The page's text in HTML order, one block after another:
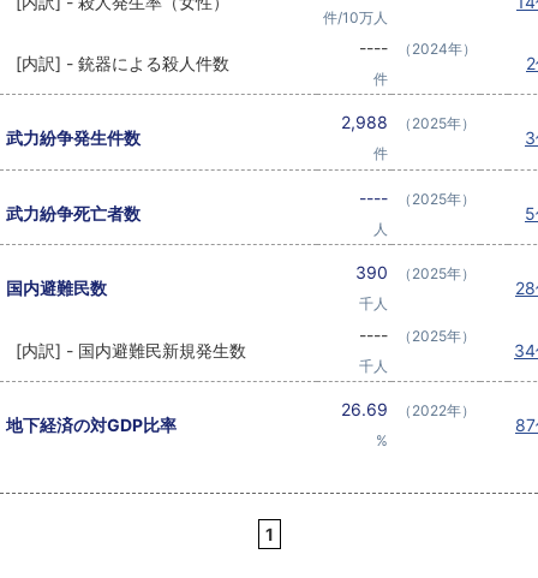
件/10万人
[内訳] - 銃器による殺人件数
----
件
（2024年）
武力紛争発生件数
2,988
件
（2025年）
武力紛争死亡者数
----
人
（2025年）
国内避難民数
390
千人
（2025年）
[内訳] - 国内避難民新規発生数
----
千人
（2025年）
地下経済の対GDP比率
26.69
%
（2022年）
1